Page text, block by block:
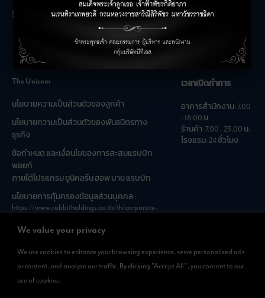
We value your privacy
We use cookies to enhance your browsing experience, serve personalized ads
or content, and analyze our traffic. By clicking "Accept All", you consent to our
use of cookies.
ร้านค้า
ติดต่อเรา
The Unicorn
นโยบายความเป็นส่วนตัวของลูกค้า
นโยบายความเป็นส่วนตัวของพันธมิตรทาง
ธุรกิจ
ข้อกำหนด และเงื่อนไขของการสะสมแรบบิท
พอยท์
ภายใต้โปรแกรม ยูนิคอร์น ฮอพ บาย แรบบิท
นโยบายการคุ้มครองข้อมูลส่วนบุคคล :
https://www.rabbitholdings.co.th/th/corporate-
เวลาเปิดทำการ
อาคารสำนักงาน: 7.00
- 18.00 น.
ร้านค้า: 7.00 - 23.00 น.
โรงแรม: 24 ชั่วโมง
ดาวน์โหลดแอพได้แล้วที่